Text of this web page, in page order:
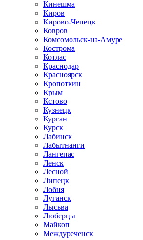
Кинешма
Киров
Кирово-Чепецк
Ковров
Комсомольск-на-Амуре
Кострома
Котлас
Краснодар
Красноярск
Кропоткин
Крым
Кстово
Кузнецк
Курган
Курск
Лабинск
Лабытнанги
Лангепас
Ленск
Лесной
Липецк
Лобня
Луганск
Лысьва
Люберцы
Майкоп
Междуреченск